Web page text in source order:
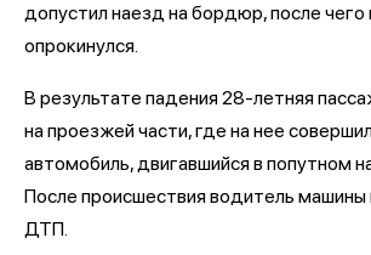
допустил наезд на бордюр, после
опрокинулся.
В результате падения 28-летняя
на проезжей части, где на нее
автомобиль, двигавшийся в попутном
После происшествия водитель машины
ДТП.